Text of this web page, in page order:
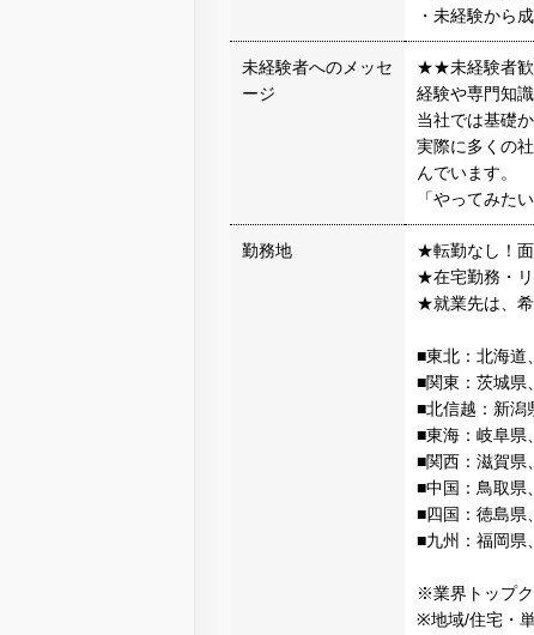
・未経験から
未経験者へのメッセ
ージ
★★未経験者
経験や専門知
当社では基礎
実際に多くの
んでいます。
「やってみた
勤務地
★転勤なし！
★在宅勤務・
★就業先は、希
■東北：北海道
■関東：茨城県
■北信越：新潟
■東海：岐阜県
■関西：滋賀県
■中国：鳥取県
■四国：徳島県
■九州：福岡県
※業界トップク
※地域/住宅・